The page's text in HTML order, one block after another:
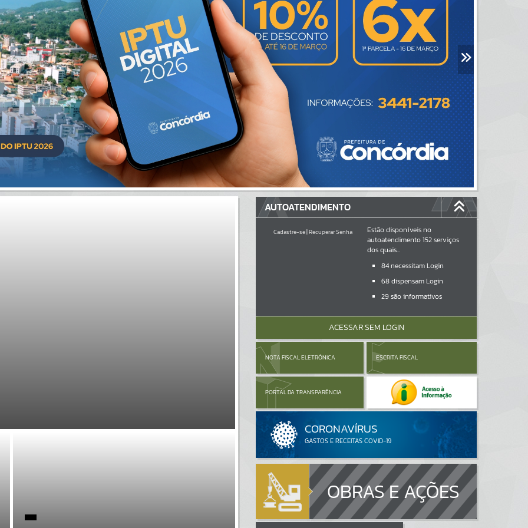
AUTOATENDIMENTO
Cadastre-se|Recuperar Senha
Estão disponíveis no
autoatendimento152serviços
dos quais...
84necessitam Login
68dispensam Login
29são informativos
ACESSAR SEM LOGIN
NOTA FISCAL ELETRÔNICA ESCRITA FISCAL
PORTAL DA TRANSPARÊNCIA
OBRAS E AÇÕES